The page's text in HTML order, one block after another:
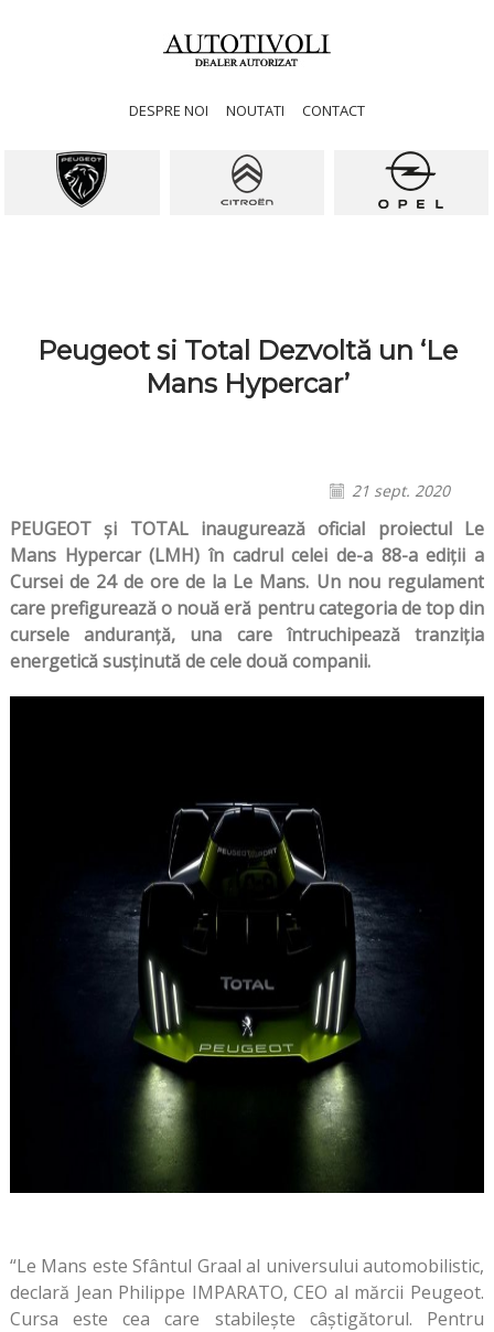
DESPRE NOI NOUTATI CONTACT
Peugeot si Total Dezvoltă un ‘Le
Mans Hypercar’
21 sept. 2020
PEUGEOT și TOTAL inaugurează oficial proiectul Le
Mans Hypercar (LMH) în cadrul celei de-a 88-a ediții a
Cursei de 24 de ore de la Le Mans. Un nou regulament
care prefigurează o nouă eră pentru categoria de top din
cursele anduranță, una care întruchipează tranziția
energetică susținută de cele două companii.
“Le Mans este Sfântul Graal al universului automobilistic,
declară Jean Philippe IMPARATO, CEO al mărcii Peugeot.
Cursa este cea care stabilește câștigătorul. Pentru